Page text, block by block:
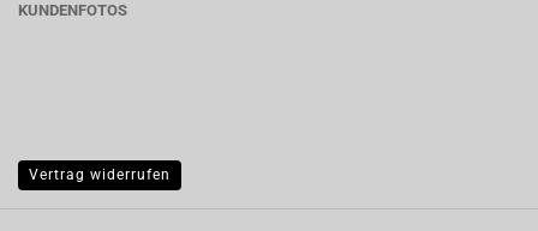
KUNDENFOTOS
Vertrag widerrufen